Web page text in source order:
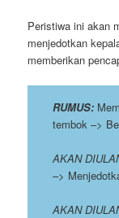
Peristiwa ini akan
menjedotkan
memberikan
RUMUS:
tembok –>
AKAN
–>
AKAN